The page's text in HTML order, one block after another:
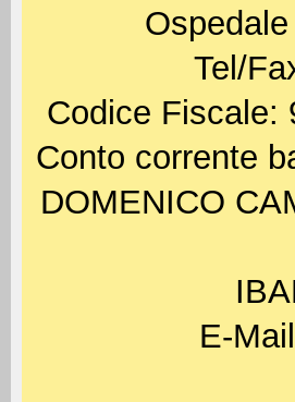
Tel/
Codice Fiscale:
Conto corrente
DOMENICO
E-